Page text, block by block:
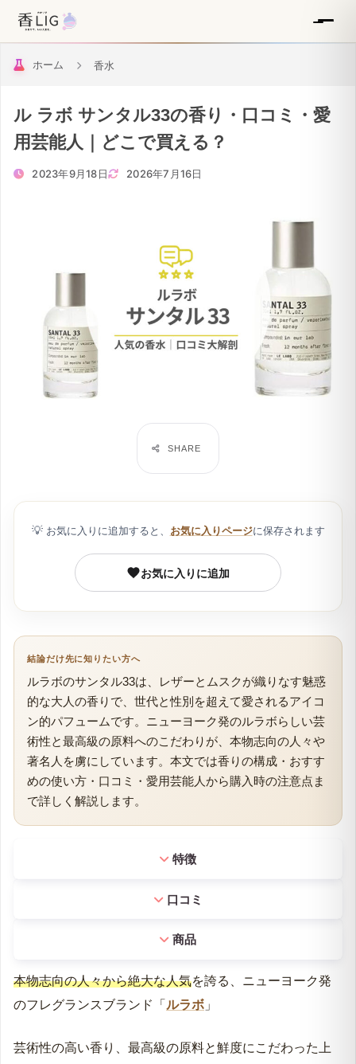
ホーム 香水
ル ラボ サンタル33の香り・口コミ・愛
用芸能人｜どこで買える？
2023年9月18日 2026年7月16日
💡 お気に入りに追加すると、 お気に入りページに保存されます
お気に入りに追加
結論だけ先に知りたい方へ
ルラボのサンタル33は、レザーとムスクが織りなす魅惑
的な大人の香りで、世代と性別を超えて愛されるアイコ
ン的パフュームです。ニューヨーク発のルラボらしい芸
術性と最高級の原料へのこだわりが、本物志向の人々や
著名人を虜にしています。本文では香りの構成・おすす
めの使い方・口コミ・愛用芸能人から購入時の注意点ま
で詳しく解説します。
特徴
口コミ
商品
本物志向の人々から絶大な人気を誇る、ニューヨーク発
のフレグランスブランド「 ルラボ 」
芸術性の高い香り、最高級の原料と鮮度にこだわった上